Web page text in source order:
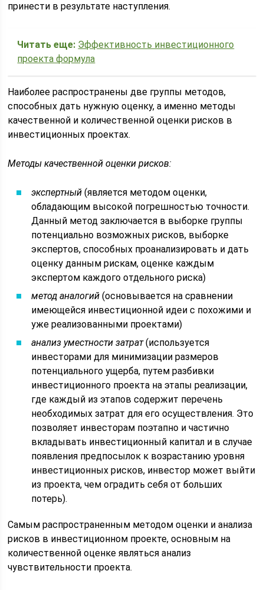
принести в результате наступления.
Читать еще: Эффективность инвестиционного
проекта формула
Наиболее распространены две группы методов,
способных дать нужную оценку, а именно методы
качественной и количественной оценки рисков в
инвестиционных проектах.
Методы качественной оценки рисков:
экспертный (является методом оценки,
обладающим высокой погрешностью точности.
Данный метод заключается в выборке группы
потенциально возможных рисков, выборке
экспертов, способных проанализировать и дать
оценку данным рискам, оценке каждым
экспертом каждого отдельного риска)
метод аналогий (основывается на сравнении
имеющейся инвестиционной идеи с похожими и
уже реализованными проектами)
анализ уместности затрат(используется
инвесторами для минимизации размеров
потенциального ущерба, путем разбивки
инвестиционного проекта на этапы реализации,
где каждый из этапов содержит перечень
необходимых затрат для его осуществления. Это
позволяет инвесторам поэтапно и частично
вкладывать инвестиционный капитал и в случае
появления предпосылок к возрастанию уровня
инвестиционных рисков, инвестор может выйти
из проекта, чем оградить себя от больших
потерь).
Самым распространенным методом оценки и анализа
рисков в инвестиционном проекте, основным на
количественной оценке являться анализ
чувствительности проекта.